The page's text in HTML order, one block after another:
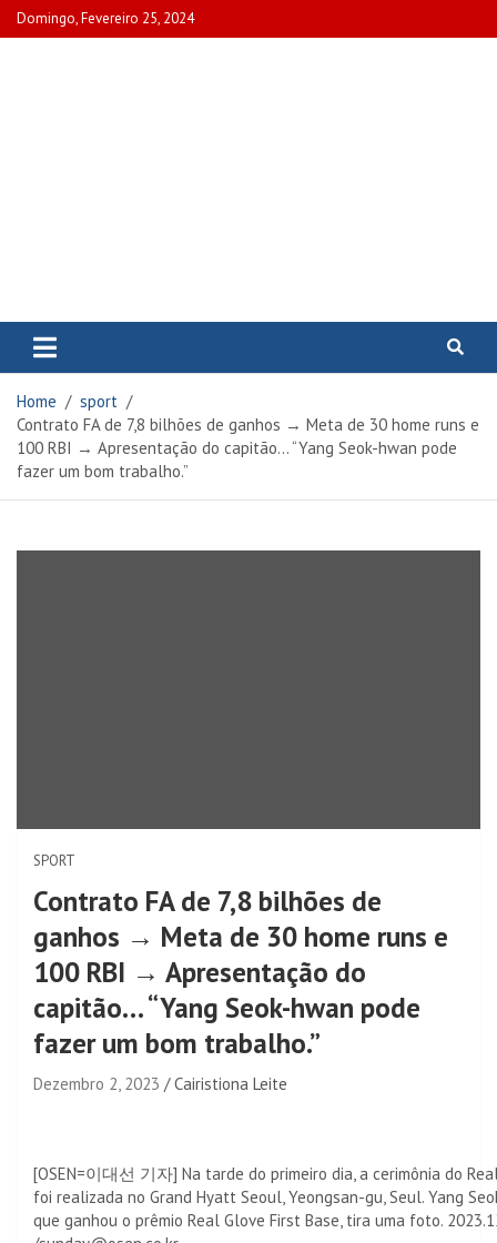
Skip
to
Domingo, Fevereiro 25, 2024
www.portalcascais.pt
recentes e veja programas de TV,
reportagens e podcasts
www.portalcascais.pt
Home
sport
Contrato FA de 7,8 bilhões de ganhos → Meta de 30 home runs e
100 RBI → Apresentação do capitão… “Yang Seok-hwan pode
fazer um bom trabalho.”
SPORT
Contrato FA de 7,8 bilhões de
ganhos → Meta de 30 home runs e
100 RBI → Apresentação do
capitão… “Yang Seok-hwan pode
fazer um bom trabalho.”
Dezembro 2, 2023 Cairistiona Leite
[OSEN=이대선 기자] Na tarde do primeiro dia, a cerimônia do
foi realizada no Grand Hyatt Seoul, Yeongsan-gu, Seul. Yang
que ganhou o prêmio Real Glove First Base, tira uma foto.